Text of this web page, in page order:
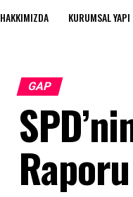
HAKKIMIZDA KURUMSAL YAPI
GAP